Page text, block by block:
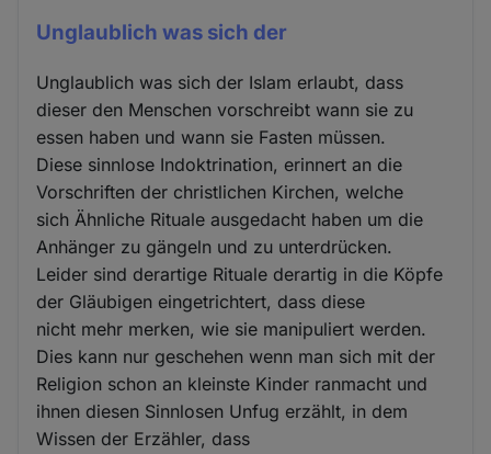
Unglaublich was sich der
Unglaublich was sich der Islam erlaubt, dass
dieser den Menschen vorschreibt wann sie zu
essen haben und wann sie Fasten müssen.
Diese sinnlose Indoktrination, erinnert an die
Vorschriften der christlichen Kirchen, welche
sich Ähnliche Rituale ausgedacht haben um die
Anhänger zu gängeln und zu unterdrücken.
Leider sind derartige Rituale derartig in die Köpfe
der Gläubigen eingetrichtert, dass diese
nicht mehr merken, wie sie manipuliert werden.
Dies kann nur geschehen wenn man sich mit der
Religion schon an kleinste Kinder ranmacht und
ihnen diesen Sinnlosen Unfug erzählt, in dem
Wissen der Erzähler, dass